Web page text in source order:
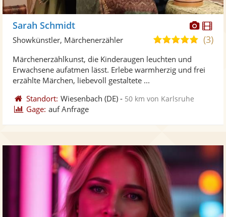
Sarah Schmidt
5,0(3)
Showkünstler, Märchenerzähler
Märchenerzählkunst, die Kinderaugen leuchten und
Erwachsene aufatmen lässt. Erlebe warmherzig und frei
erzählte Märchen, liebevoll gestaltete ...
Standort: Wiesenbach (DE) - 50 km von Karlsruhe
Gage: auf Anfrage